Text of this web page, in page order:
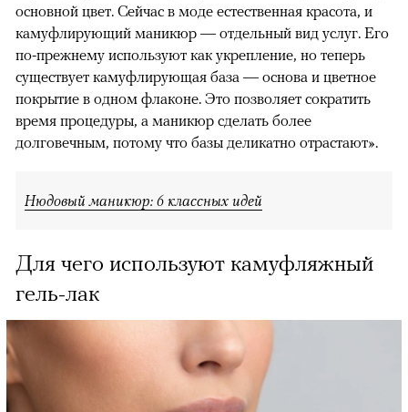
основной цвет. Сейчас в моде естественная красота, и
камуфлирующий маникюр — отдельный вид услуг. Его
по-прежнему используют как укрепление, но теперь
существует камуфлирующая база — основа и цветное
покрытие в одном флаконе. Это позволяет сократить
время процедуры, а маникюр сделать более
долговечным, потому что базы деликатно отрастают».
Нюдовый маникюр: 6 классных идей
Для чего используют камуфляжный
гель-лак